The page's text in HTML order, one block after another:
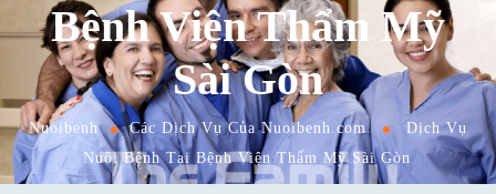
Bệnh Viện Thẩm Mỹ
Sài Gòn
Nuoibenh Các Dịch Vụ Của Nuoibenh.com
Dịch Vụ
Nuôi Bệnh Tại Bệnh Viện Thẩm Mỹ Sài Gòn